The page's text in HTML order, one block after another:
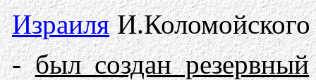
ИзраиляИ.Коломойского
-был создан резервный